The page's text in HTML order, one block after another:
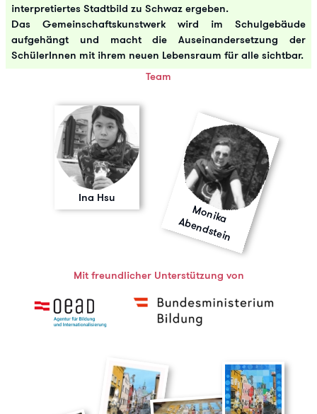
interpretiertes Stadtbild zu Schwaz ergeben.
Das Gemeinschaftskunstwerk wird im Schulgebäude
aufgehängt und macht die Auseinandersetzung der
SchülerInnen mit ihrem neuen Lebensraum für alle sichtbar.
Team
Ina Hsu
M
o
n
ik
a
A
b
e
n
d
s
te
in
Mit freundlicher Unterstützung von